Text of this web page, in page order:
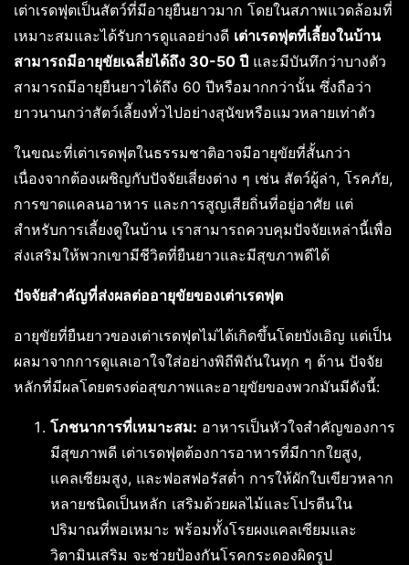
เต่าเรดฟุตเป็นสัตว์ที่มีอายุยืนยาวมาก โดยในสภาพแวดล้อมที่
เหมาะสมและได้รับการดูแลอย่างดี เต่าเรดฟุตที่เลี้ยงในบ้าน
สามารถมีอายุขัยเฉลี่ยได้ถึง 30-50 ปี และมีบันทึกว่าบางตัว
สามารถมีอายุยืนยาวได้ถึง 60 ปีหรือมากกว่านั้น ซึ่งถือว่า
ยาวนานกว่าสัตว์เลี้ยงทั่วไปอย่างสุนัขหรือแมวหลายเท่าตัว
ในขณะที่เต่าเรดฟุตในธรรมชาติอาจมีอายุขัยที่สั้นกว่า
เนื่องจากต้องเผชิญกับปัจจัยเสี่ยงต่าง ๆ เช่น สัตว์ผู้ล่า, โรคภัย,
การขาดแคลนอาหาร และการสูญเสียถิ่นที่อยู่อาศัย แต่
สำหรับการเลี้ยงดูในบ้าน เราสามารถควบคุมปัจจัยเหล่านี้เพื่อ
ส่งเสริมให้พวกเขามีชีวิตที่ยืนยาวและมีสุขภาพดีได้
ปัจจัยสำคัญที่ส่งผลต่ออายุขัยของเต่าเรดฟุต
อายุขัยที่ยืนยาวของเต่าเรดฟุตไม่ได้เกิดขึ้นโดยบังเอิญ แต่เป็น
ผลมาจากการดูแลเอาใจใส่อย่างพิถีพิถันในทุก ๆ ด้าน ปัจจัย
หลักที่มีผลโดยตรงต่อสุขภาพและอายุขัยของพวกมันมีดังนี้:
โภชนาการที่เหมาะสม: อาหารเป็นหัวใจสำคัญของการ
มีสุขภาพดี เต่าเรดฟุตต้องการอาหารที่มีกากใยสูง,
แคลเซียมสูง, และฟอสฟอรัสต่ำ การให้ผักใบเขียวหลาก
หลายชนิดเป็นหลัก เสริมด้วยผลไม้และโปรตีนใน
ปริมาณที่พอเหมาะ พร้อมทั้งโรยผงแคลเซียมและ
วิตามินเสริม จะช่วยป้องกันโรคกระดองผิดรูป